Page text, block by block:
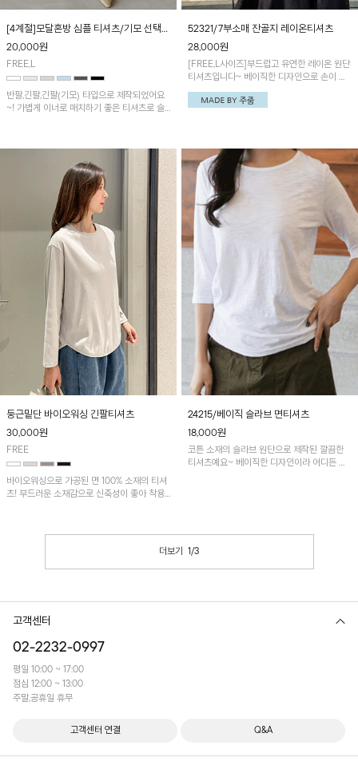
[4계절]모달혼방 심플 티셔츠/기모 선택가
능
20,000원
FREE,L
반팔,긴팔,긴팔(기모) 타입으로 제작되었어요
~! 가볍게 이너로 매치하기 좋은 티셔츠로 슬
52321/7부소매 잔골지 레이온티셔츠
28,000원
[FREE,L사이즈]부드럽고 유연한 레이온 원단
티셔츠입니다~ 베이직한 디자인으로 손이 자
주 갈 아이템!
둥근밑단 바이오워싱 긴팔티셔츠
30,000원
FREE
바이오워싱으로 가공된 면 100% 소재의 티셔
츠! 부드러운 소재감으로 신축성이 좋아 착용
24215/베이직 슬라브 면티셔츠
18,000원
코튼 소재의 슬라브 원단으로 제작된 깔끔한
티셔츠예요~ 베이직한 디자인이라 어디든 가
더보기 1/3
고객센터
02-2232-0997
평일 10:00 ~ 17:00
점심 12:00 ~ 13:00
주말,공휴일 휴무
고객센터 연결 Q&A